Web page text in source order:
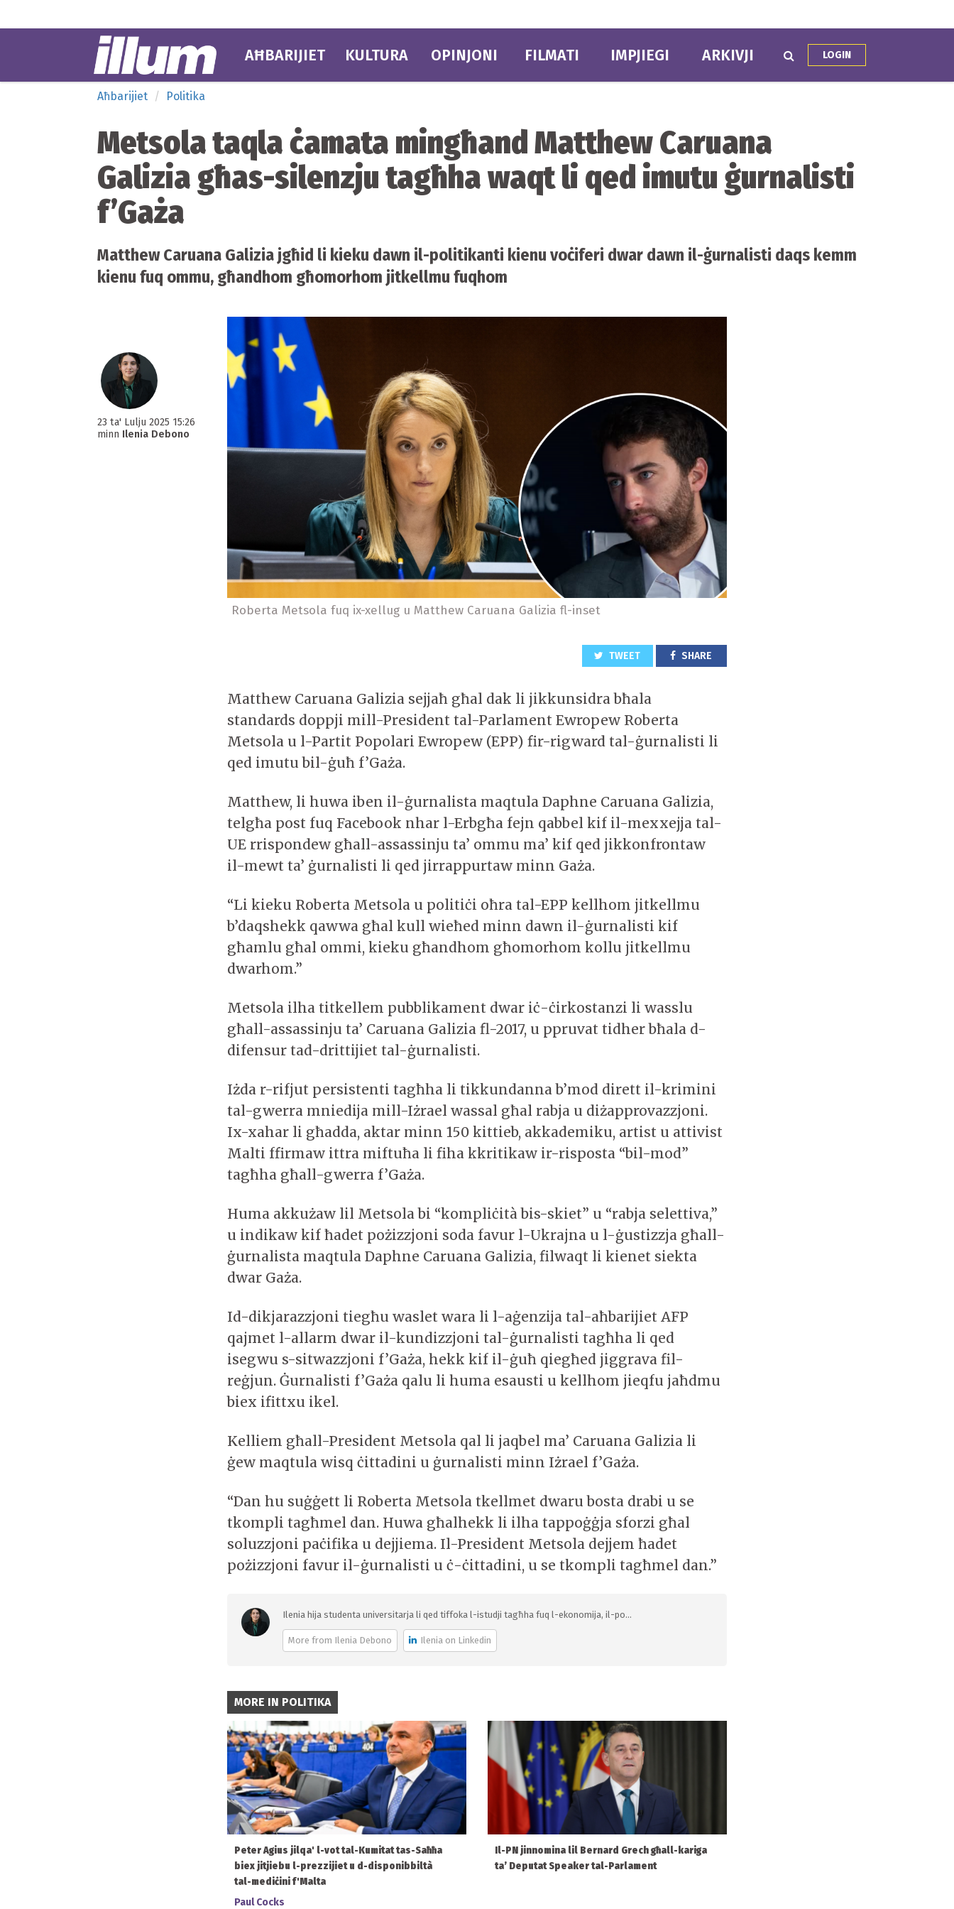
AĦBARIJIET KULTURA OPINJONI FILMATI IMPJIEGI ARKIVJI LOGIN
Aħbarijiet Politika
Metsola taqla ċamata mingħand Matthew Caruana
Galizia għas-silenzju tagħha waqt li qed imutu ġurnalisti
f’Gaża
Matthew Caruana Galizia jgħid li kieku dawn il-politikanti kienu voċiferi dwar dawn il-ġurnalisti daqs kemm
kienu fuq ommu, għandhom għomorhom jitkellmu fuqhom
23 ta' Lulju 2025 15:26
minn Ilenia Debono
Roberta Metsola fuq ix-xellug u Matthew Caruana Galizia fl-inset
TWEET SHARE
Matthew Caruana Galizia sejjaħ għal dak li jikkunsidra bħala
standards doppji mill-President tal-Parlament Ewropew Roberta
Metsola u l-Partit Popolari Ewropew (EPP) fir-rigward tal-ġurnalisti li
qed imutu bil-ġuħ f’Gaża.
Matthew, li huwa iben il-ġurnalista maqtula Daphne Caruana Galizia,
telgħa post fuq Facebook nhar l-Erbgħa fejn qabbel kif il-mexxejja tal-
UE rrispondew għall-assassinju ta’ ommu ma’ kif qed jikkonfrontaw
il-mewt ta’ ġurnalisti li qed jirrappurtaw minn Gaża.
“Li kieku Roberta Metsola u politiċi oħra tal-EPP kellhom jitkellmu
b’daqshekk qawwa għal kull wieħed minn dawn il-ġurnalisti kif
għamlu għal ommi, kieku għandhom għomorhom kollu jitkellmu
dwarhom.”
Metsola ilha titkellem pubblikament dwar iċ-ċirkostanzi li wasslu
għall-assassinju ta’ Caruana Galizia fl-2017, u ppruvat tidher bħala d-
difensur tad-drittijiet tal-ġurnalisti.
Iżda r-rifjut persistenti tagħha li tikkundanna b’mod dirett il-krimini
tal-gwerra mniedija mill-Iżrael wassal għal rabja u diżapprovazzjoni.
Ix-xahar li għadda, aktar minn 150 kittieb, akkademiku, artist u attivist
Malti ffirmaw ittra miftuħa li fiha kkritikaw ir-risposta “bil-mod”
tagħha għall-gwerra f’Gaża.
Huma akkużaw lil Metsola bi “kompliċità bis-skiet” u “rabja selettiva,”
u indikaw kif ħadet pożizzjoni soda favur l-Ukrajna u l-ġustizzja għall-
ġurnalista maqtula Daphne Caruana Galizia, filwaqt li kienet siekta
dwar Gaża.
Id-dikjarazzjoni tiegħu waslet wara li l-aġenzija tal-aħbarijiet AFP
qajmet l-allarm dwar il-kundizzjoni tal-ġurnalisti tagħha li qed
isegwu s-sitwazzjoni f’Gaża, hekk kif il-ġuħ qiegħed jiggrava fil-
reġjun. Ġurnalisti f’Gaża qalu li huma esausti u kellhom jieqfu jaħdmu
biex ifittxu ikel.
Kelliem għall-President Metsola qal li jaqbel ma’ Caruana Galizia li
ġew maqtula wisq ċittadini u ġurnalisti minn Iżrael f’Gaża.
“Dan hu suġġett li Roberta Metsola tkellmet dwaru bosta drabi u se
tkompli tagħmel dan. Huwa għalhekk li ilha tappoġġja sforzi għal
soluzzjoni paċifika u dejjiema. Il-President Metsola dejjem ħadet
pożizzjoni favur il-ġurnalisti u ċ-ċittadini, u se tkompli tagħmel dan.”
Ilenia hija studenta universitarja li qed tiffoka l-istudji tagħha fuq l-ekonomija, il-po...
More from Ilenia Debono Ilenia on Linkedin
MORE IN POLITIKA
Peter Agius jilqa' l-vot tal-Kumitat tas-Saħħa
biex jitjiebu l-prezzijiet u d-disponibbiltà
tal-mediċini f'Malta
Paul Cocks
Il-PN jinnomina lil Bernard Grech għall-kariga
ta’ Deputat Speaker tal-Parlament